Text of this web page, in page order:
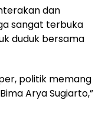
dan
sangat terbuka
duduk bersama
politik memang
Arya Sugiarto,”